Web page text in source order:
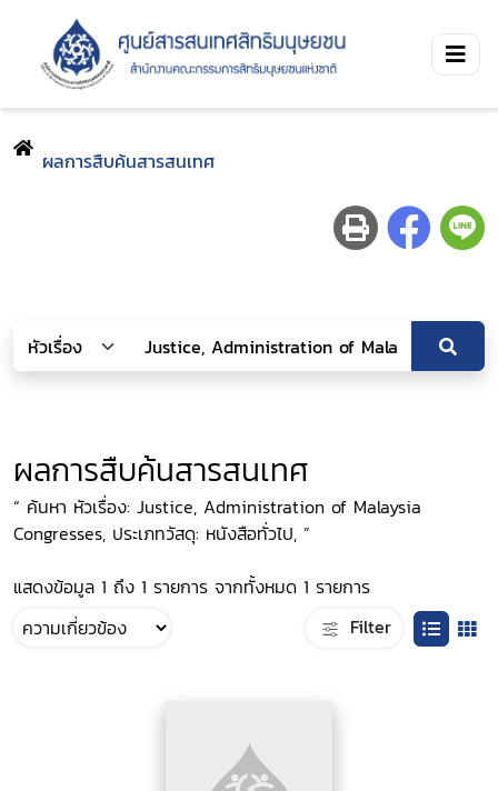
ผลการสืบค้นสารสนเทศ
ผลการสืบค้นสารสนเทศ
“ ค้นหา หัวเรื่อง: Justice, Administration of Malaysia
Congresses, ประเภทวัสดุ: หนังสือทั่วไป, ”
แสดงข้อมูล 1 ถึง 1 รายการ จากทั้งหมด 1 รายการ
Filter